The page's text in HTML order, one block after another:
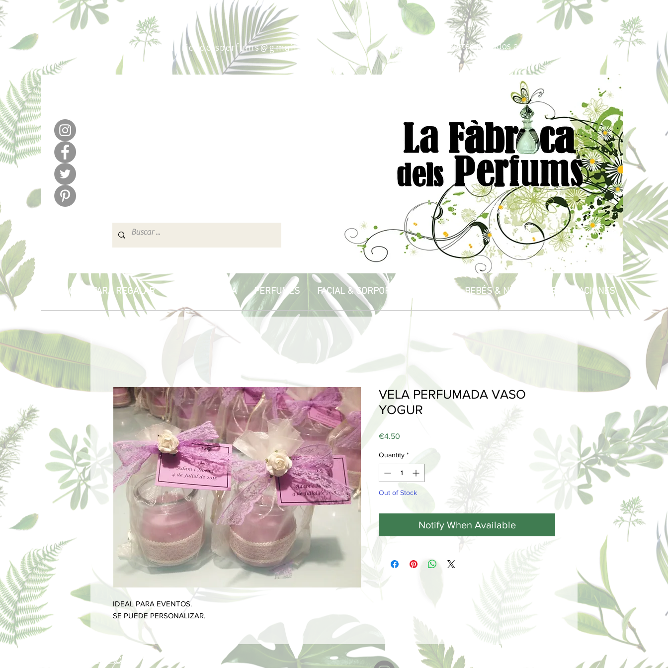
lafabricadelsperfums@gmail.co
Portes pagados a partir de 80€
INICIO PARA REGALAR AROMATERAPIA PERFUMES FACIAL & CORPORAL BEBÉS & NIÑOS CELEBRACIONES
IDEAL PARA EVENTOS.
SE PUEDE PERSONALIZAR.
VELA PERFUMADA VASO
YOGUR
€4.50
Quantity *
Out of Stock
Notify When Available
INFORMACIÓN